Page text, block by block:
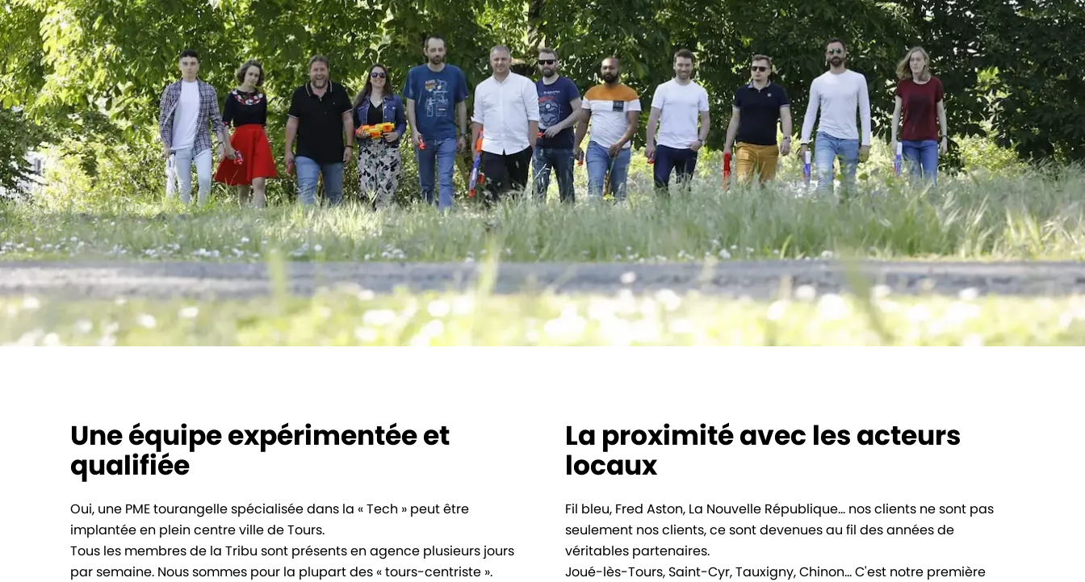
Une équipe expérimentée et
qualifiée
Oui, une PME tourangelle spécialisée dans la « Tech » peut être
implantée en plein centre ville de Tours.
Tous les membres de la Tribu sont présents en agence plusieurs jours
par semaine. Nous sommes pour la plupart des « tours-centriste ».
La proximité avec les acteurs
locaux
Fil bleu, Fred Aston, La Nouvelle République... nos clients ne sont pas
seulement nos clients, ce sont devenues au fil des années de
véritables partenaires.
Joué-lès-Tours, Saint-Cyr, Tauxigny, Chinon... C'est notre première